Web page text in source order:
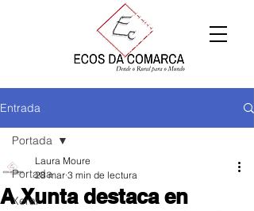
Entrada
Portada
Xeral
Portada
A Xunta destaca en
Laura Moure
28 mar 3 min de lectura